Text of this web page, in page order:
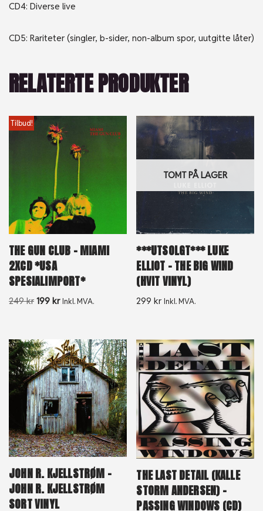
CD4: Diverse live
CD5: Rariteter (singler, b-sider, non-album spor, uutgitte låter)
RELATERTE PRODUKTER
Tilbud!
THE GUN CLUB – MIAMI
2XCD *USA
SPESIALIMPORT*
249kr 199 kr Inkl. MVA.
TOMT PÅ LAGER
***UTSOLGT*** LUKE
ELLIOT – THE BIG WIND
(HVIT VINYL)
299kr Inkl. MVA.
JOHN R. KJELLSTRØM –
JOHN R. KJELLSTRØM
SORT VINYL
THE LAST DETAIL (KALLE
STORM ANDERSEN) –
PASSING WINDOWS (CD)